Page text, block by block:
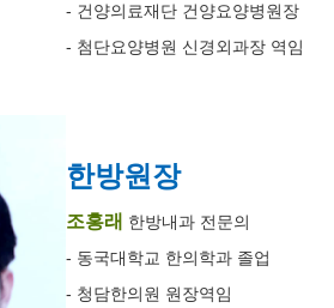
- 건양의료재단 건양요양병원장
- 첨단요양병원 신경외과장 역임
한방원장
조홍래 한방내과 전문의
- 동국대학교 한의학과 졸업
- 청담한의원 원장역임